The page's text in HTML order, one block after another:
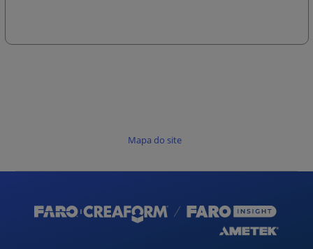
Mapa do site